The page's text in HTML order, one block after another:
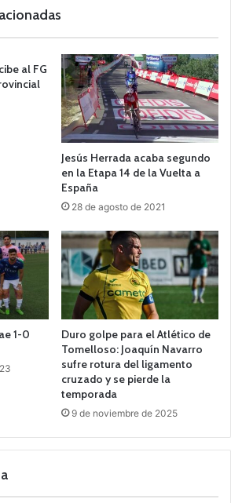
al FG
Jesús Herrada acaba segundo
en la Etapa 14 de la Vuelta a
España
28 de agosto de 2021
1-0
Duro golpe para el Atlético de
Tomelloso: Joaquín Navarro
sufre rotura del ligamento
cruzado y se pierde la
temporada
9 de noviembre de 2025